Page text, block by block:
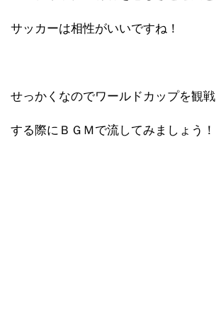
サッカーは相性がいいですね！
せっかくなのでワールドカップを観戦
する際にＢＧＭで流してみましょう！